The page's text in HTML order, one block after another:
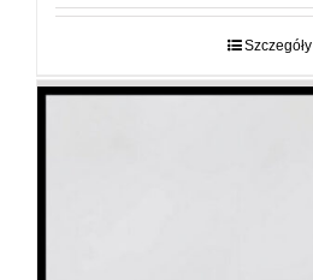
29,00 zł
Szczegóły